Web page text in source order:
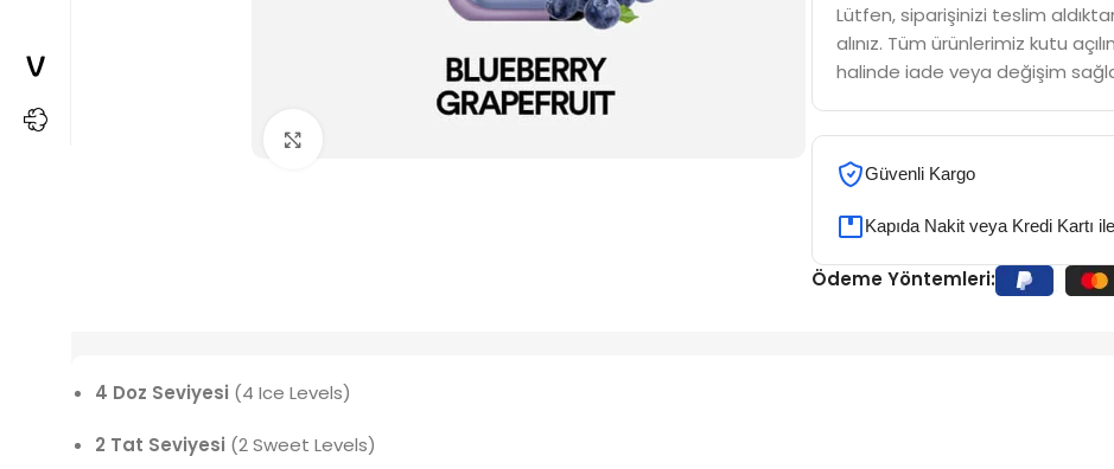
Lütfen, siparişinizi teslim
alınız. Tüm ürünlerimiz kutu
halinde iade veya değişim
Güvenli Kargo
Kapıda Nakit veya Kredi Kartı
Ödeme Yöntemleri:
4 Doz Seviyesi (4 Ice Levels)
2 Tat Seviyesi (2 Sweet Levels)